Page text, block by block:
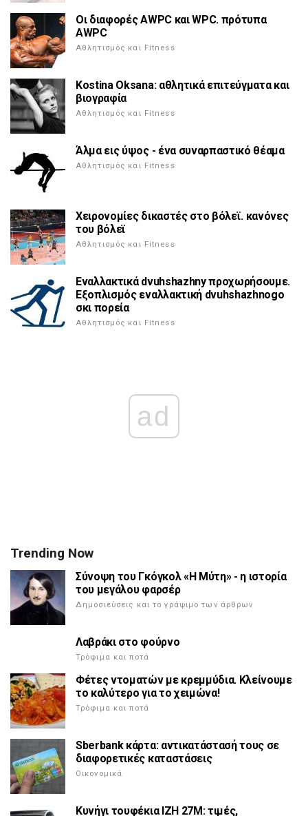
Οι διαφορές AWPC και WPC. πρότυπα
AWPC
Αθλητισμός και Fitness
Kostina Oksana: αθλητικά επιτεύγματα και
βιογραφία
Αθλητισμός και Fitness
Άλμα εις ύψος - ένα συναρπαστικό θέαμα
Αθλητισμός και Fitness
Χειρονομίες δικαστές στο βόλεϊ. κανόνες
του βόλεϊ
Αθλητισμός και Fitness
Εναλλακτικά dvuhshazhny προχωρήσουμε.
Εξοπλισμός εναλλακτική dvuhshazhnogo
σκι πορεία
Αθλητισμός και Fitness
ad
Trending Now
Σύνοψη του Γκόγκολ «Η Μύτη» - η ιστορία
του μεγάλου φαρσέρ
Δημοσιεύσεις και το γράψιμο των άρθρων
Λαβράκι στο φούρνο
Τρόφιμα και ποτά
Φέτες ντοματών με κρεμμύδια. Κλείνουμε
το καλύτερο για το χειμώνα!
Τρόφιμα και ποτά
Sberbank κάρτα: αντικατάστασή τους σε
διαφορετικές καταστάσεις
Οικονομικά
Κυνήγι τουφέκια IZH 27M: τιμές,